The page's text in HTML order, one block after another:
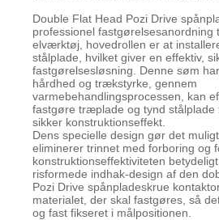
Double Flat Head Pozi Drive
professionel fastgørelsesanordning
elværktøj, hovedrollen er at
stålplade, hvilket giver en effektiv,
fastgørelsesløsning. Denne søm
hårdhed og trækstyrke, gennem
varmebehandlingsprocessen, kan
fastgøre træplade og tynd stålplade
sikker konstruktionseffekt.
Dens specielle design gør det
eliminerer trinnet med forboring og
konstruktionseffektiviteten
risformede indhak-design af den
Pozi Drive spånpladeskrue
materialet, der skal fastgøres, så
og fast fikseret i målpositionen.